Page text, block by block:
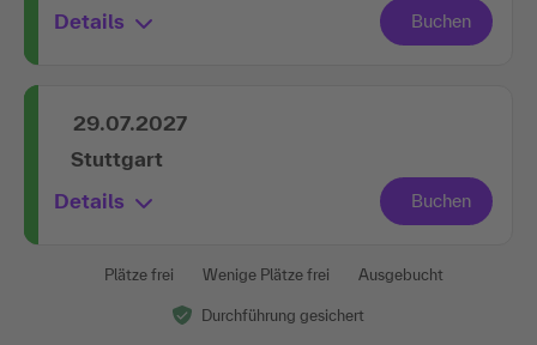
Details
29.07.2027
Stuttgart
Details
Plätze frei Wenige Plätze frei Ausgebucht
Durchführung gesichert